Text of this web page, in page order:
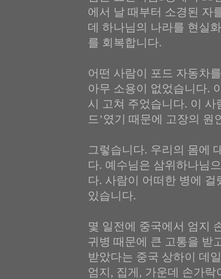
에서 날 때부터 소경된 자
데 하나님의 나라를 현실
를 회복합니다.
어떤 사람이 포드 자동차
아무 소용이 없었습니다.
시 고쳐 주었습니다. 이 사
드’였기 때문에 고장의 원
그렇습니다. 우리의 몸에
다. 예수님은 삼위하나님
다. 사람이 어떠한 병에
있습니다.
몇 일전에 중국에서 엄지
귀병 때문에 큰 고통을 받
받았다는 중국 상하이 데
엄지, 집게, 가운데 손가락